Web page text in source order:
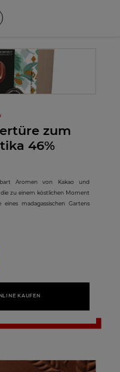
Collection
zum
46%
Aromen von Kakao und
zu einem köstlichen Moment
madagassischen Gartens
KAUFEN